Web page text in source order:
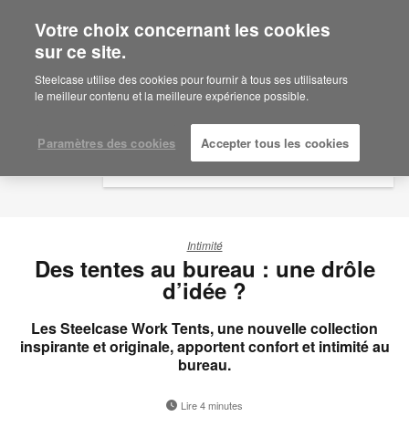
Are you in United States?
Would you like to see Products we sell in
your region?
English
Español
Intimité
Des tentes au bureau : une drôle
d’idée ?
Les Steelcase Work Tents, une nouvelle collection
inspirante et originale, apportent confort et intimité au
bureau.
Lire 4 minutes
Votre choix concernant les cookies
sur ce site.
Steelcase utilise des cookies pour fournir à tous ses utilisateurs
le meilleur contenu et la meilleure expérience possible.
Paramètres des cookies Accepter tous les cookies